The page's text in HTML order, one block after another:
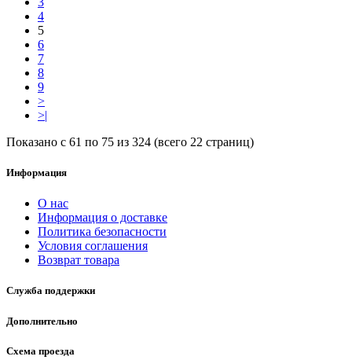
4
5
6
7
8
9
>
>|
Показано с 61 по 75 из 324 (всего 22 страниц)
Информация
О нас
Информация о доставке
Политика безопасности
Условия соглашения
Возврат товара
Служба поддержки
Дополнительно
Схема проезда